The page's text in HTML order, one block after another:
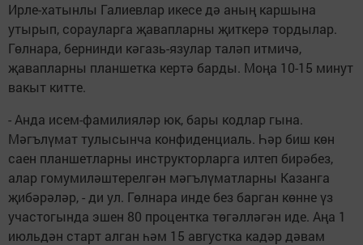
Ирле-хатынлы Галиевлар икесе дә аның каршына
утырып, сорауларга җавапларны җиткерә тордылар.
Гөлнара, бернинди кәгазь-язулар таләп итмичә,
җавапларны планшетка кертә барды. Моңа 10-15 минут
вакыт китте.
- Анда исем-фамилияләр юк, бары кодлар гына.
Мәгълүмат тулысынча конфиденциаль. Һәр биш көн
саен планшетларны инструкторларга илтеп бирәбез,
алар гомумиләштерелгән мәгълүматларны Казанга
җибәрәләр, - ди ул. Гөлнара инде без барган көнне үз
участогында эшен 80 процентка төгәлләгән иде. Аңа 1
июльдән старт алган һәм 15 августка кадәр дәвам